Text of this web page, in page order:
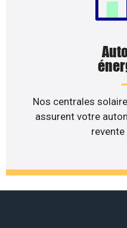
Nos centrales
assurent votre